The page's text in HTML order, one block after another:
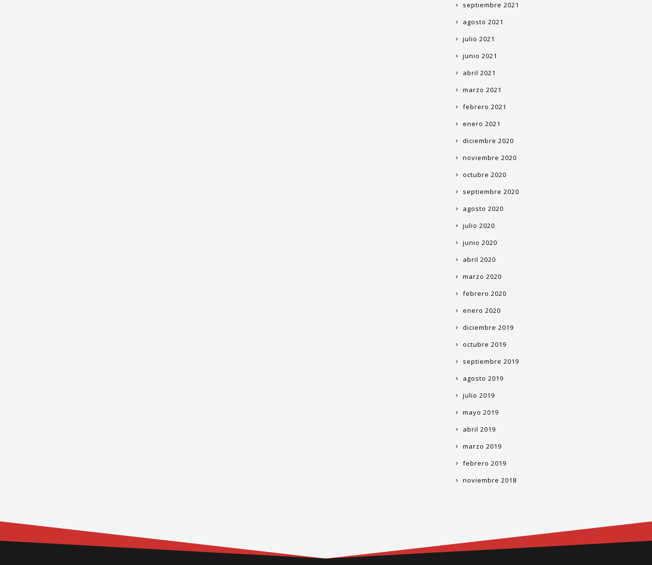
septiembre 2021
agosto 2021
julio 2021
junio 2021
abril 2021
marzo 2021
febrero 2021
enero 2021
diciembre 2020
noviembre 2020
octubre 2020
septiembre 2020
agosto 2020
julio 2020
junio 2020
abril 2020
marzo 2020
febrero 2020
enero 2020
diciembre 2019
octubre 2019
septiembre 2019
agosto 2019
julio 2019
mayo 2019
abril 2019
marzo 2019
febrero 2019
noviembre 2018